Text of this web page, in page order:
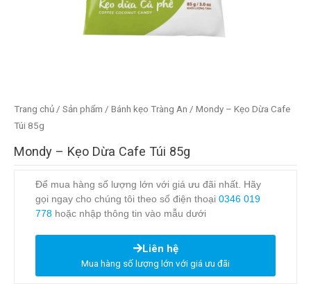
Trang chủ / Sản phẩm / Bánh kẹo Tràng An / Mondy – Kẹo Dừa Cafe
Túi 85g
Mondy – Kẹo Dừa Cafe Túi 85g
Để mua hàng số lượng lớn với giá ưu đãi nhất. Hãy
gọi ngay cho chúng tôi theo số điện thoại 0346 019
778 hoặc nhập thông tin vào mẫu dưới
Liên hệ
Mua hàng số lượng lớn với giá ưu đãi